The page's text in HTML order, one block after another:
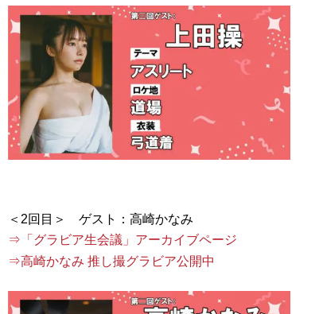
⇒「グラビア生会議」アーカイブページ
⇒高崎かなみ 推し撮グラビア公開中